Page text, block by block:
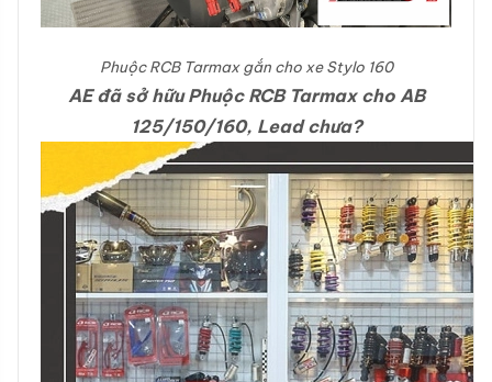
Phuộc RCB Tarmax gắn cho xe Stylo 160
AE đã sở hữu Phuộc RCB Tarmax cho AB
125/150/160, Lead chưa?